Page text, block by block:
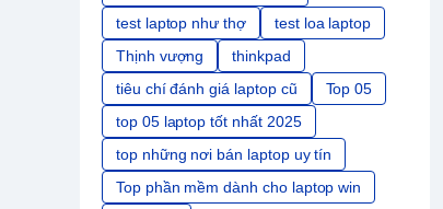
test laptop như thợ
test loa laptop
Thịnh vượng
thinkpad
tiêu chí đánh giá laptop cũ
Top 05
top 05 laptop tốt nhất 2025
top những nơi bán laptop uy tín
Top phần mềm dành cho laptop win